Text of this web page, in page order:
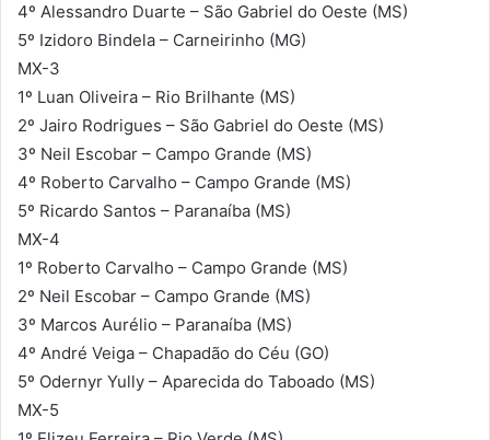
4º Alessandro Duarte – São Gabriel do Oeste (MS)
5º Izidoro Bindela – Carneirinho (MG)
MX-3
1º Luan Oliveira – Rio Brilhante (MS)
2º Jairo Rodrigues – São Gabriel do Oeste (MS)
3º Neil Escobar – Campo Grande (MS)
4º Roberto Carvalho – Campo Grande (MS)
5º Ricardo Santos – Paranaíba (MS)
MX-4
1º Roberto Carvalho – Campo Grande (MS)
2º Neil Escobar – Campo Grande (MS)
3º Marcos Aurélio – Paranaíba (MS)
4º André Veiga – Chapadão do Céu (GO)
5º Odernyr Yully – Aparecida do Taboado (MS)
MX-5